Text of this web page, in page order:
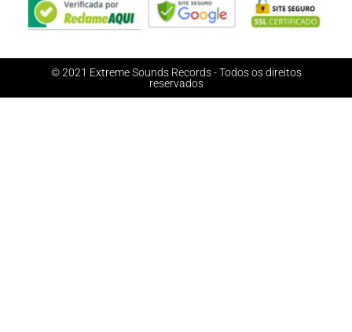
© 2021 Extreme Sounds Records - Todos os direitos
reservados